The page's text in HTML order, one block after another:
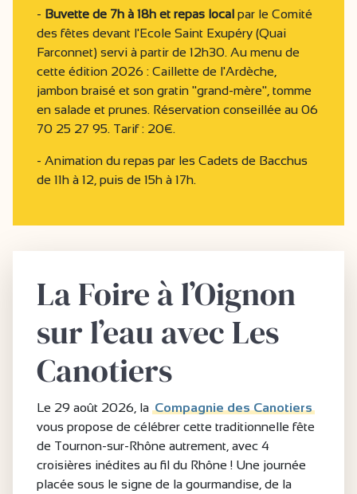
- Buvette de 7h à 18h et repas local par le Comité
des fêtes devant l'Ecole Saint Exupéry (Quai
Farconnet) servi à partir de 12h30. Au menu de
cette édition 2026 : Caillette de l'Ardèche,
jambon braisé et son gratin "grand-mère", tomme
en salade et prunes. Réservation conseillée au 06
70 25 27 95. Tarif : 20€.
- Animation du repas par les Cadets de Bacchus
de 11h à 12, puis de 15h à 17h.
La Foire à l’Oignon
sur l’eau avec Les
Canotiers
Le 29 août 2026, la Compagnie des Canotiers
vous propose de célébrer cette traditionnelle fête
de Tournon-sur-Rhône autrement, avec 4
croisières inédites au fil du Rhône ! Une journée
placée sous le signe de la gourmandise, de la